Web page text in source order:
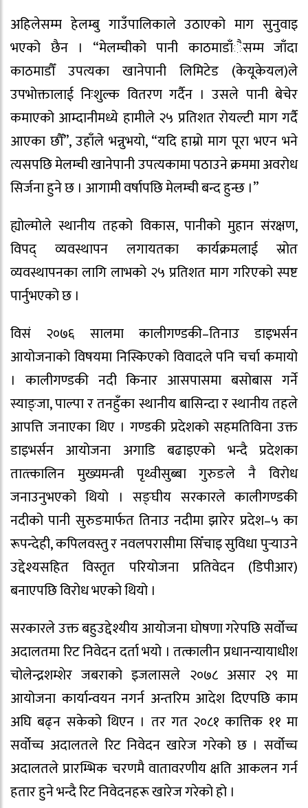
अहिलेसम्म हेलम्बु गाउँपालिकाले उठाएको माग सुनुवाइ
भएको छैन । “मेलम्चीको पानी काठमाडाँैसम्म जाँदा
काठमाडौँ उपत्यका खानेपानी लिमिटेड (केयूकेयल)ले
उपभोक्तालाई निःशुल्क वितरण गर्दैन । उसले पानी बेचेर
कमाएको आम्दानीमध्ये हामीले २५ प्रतिशत रोयल्टी माग गर्दै
आएका छौँ”, उहाँले भन्नुभयो, “यदि हाम्रो माग पूरा भएन भने
त्यसपछि मेलम्ची खानेपानी उपत्यकामा पठाउने क्रममा अवरोध
सिर्जना हुने छ । आगामी वर्षापछि मेलम्ची बन्द हुन्छ ।”
ह्योल्मोले स्थानीय तहको विकास, पानीको मुहान संरक्षण,
विपद् व्यवस्थापन लगायतका कार्यक्रमलाई स्रोत
व्यवस्थापनका लागि लाभको २५ प्रतिशत माग गरिएको स्पष्ट
पार्नुभएको छ ।
विसं २०७६ सालमा कालीगण्डकी–तिनाउ डाइभर्सन
आयोजनाको विषयमा निस्किएको विवादले पनि चर्चा कमायो
। कालीगण्डकी नदी किनार आसपासमा बसोबास गर्ने
स्याङ्जा, पाल्पा र तनहुँका स्थानीय बासिन्दा र स्थानीय तहले
आपत्ति जनाएका थिए । गण्डकी प्रदेशको सहमतिविना उक्त
डाइभर्सन आयोजना अगाडि बढाइएको भन्दै प्रदेशका
तात्त्कालिन मुख्यमन्त्री पृथ्वीसुब्बा गुरुङले नै विरोध
जनाउनुभएको थियो । सङ्घीय सरकारले कालीगण्डकी
नदीको पानी सुरुङमार्फत तिनाउ नदीमा झारेर प्रदेश–५ का
रूपन्देही, कपिलवस्तु र नवलपरासीमा सिँचाइ सुविधा पुर्‍याउने
उद्देश्यसहित विस्तृत परियोजना प्रतिवेदन (डिपीआर)
बनाएपछि विरोध भएको थियो ।
सरकारले उक्त बहुउद्देश्यीय आयोजना घोषणा गरेपछि सर्वोच्च
अदालतमा रिट निवेदन दर्ता भयो । तत्कालीन प्रधानन्यायाधीश
चोलेन्द्रशम्शेर जबराको इजलासले २०७८ असार २९ मा
आयोजना कार्यान्वयन नगर्न अन्तरिम आदेश दिएपछि काम
अघि बढ्न सकेको थिएन । तर गत २०८१ कात्तिक ११ मा
सर्वोच्च अदालतले रिट निवेदन खारेज गरेको छ । सर्वोच्च
अदालतले प्रारम्भिक चरणमै वातावरणीय क्षति आकलन गर्न
हतार हुने भन्दै रिट निवेदनहरू खारेज गरेको हो ।